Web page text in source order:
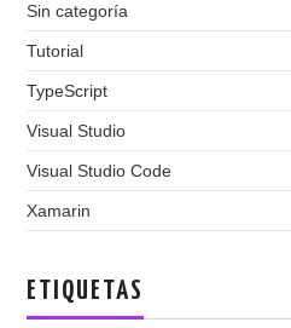
Sin categoría
Tutorial
TypeScript
Visual Studio
Visual Studio Code
Xamarin
ETIQUETAS